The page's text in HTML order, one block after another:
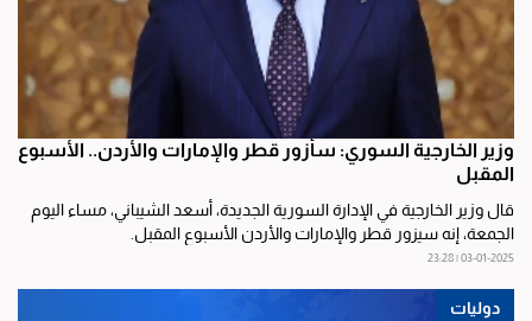
وزير الخارجية السوري: سأزور قطر والإمارات والأردن.. الأسبوع
المقبل
قال وزير الخارجية في الإدارة السورية الجديدة، أسعد الشيباني، مساء اليوم
الجمعة، إنه سيزور قطر والإمارات والأردن الأسبوع المقبل.
03-01-2025 | 23:28
دوليات